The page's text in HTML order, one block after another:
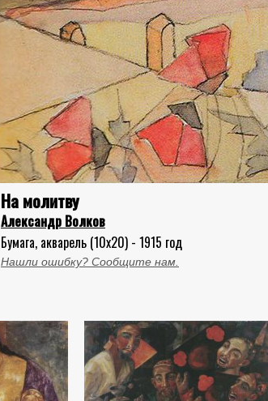
На молитву
Александр Волков
Бумага, акварель (10x20) - 1915 год
Нашли ошибку? Сообщите нам.